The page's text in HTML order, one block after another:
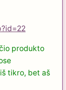
produkto
tikro, bet aš